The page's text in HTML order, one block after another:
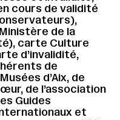
cours de validité
de la
carte Culture
d’invalidité,
de
d’Aix, de
de l’association
Guides
et